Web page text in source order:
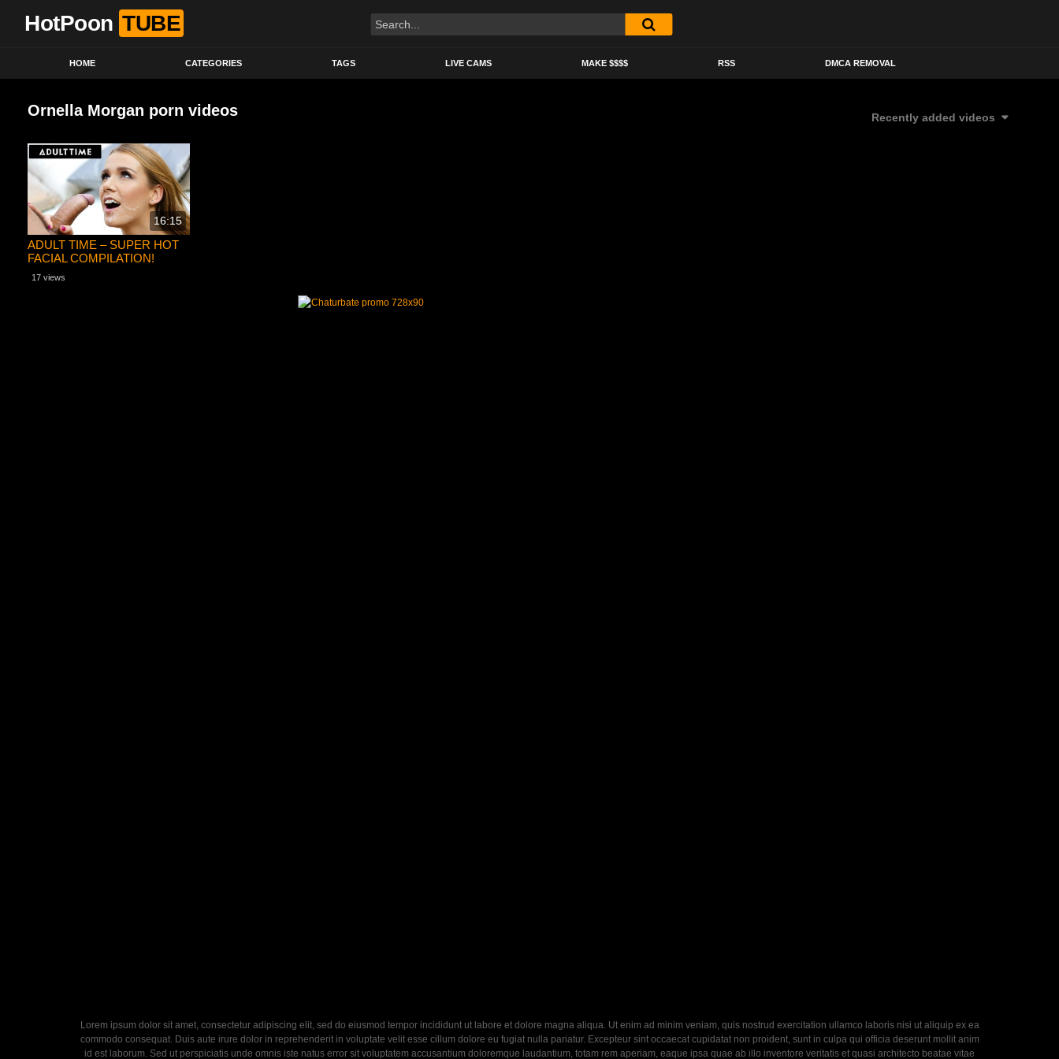
HotPoon TUBE
HOME CATEGORIES TAGS LIVE CAMS MAKE $$$$ RSS DMCA REMOVAL
Ornella Morgan porn videos Recently added videos
16:15
ADULT TIME – SUPER HOT
FACIAL COMPILATION!
HUGE Cumshots, Oral
Creampies, and MORE!
17 views
Lorem ipsum dolor sit amet, consectetur adipiscing elit, sed do eiusmod tempor incididunt ut labore et dolore magna aliqua. Ut enim ad minim veniam, quis nostrud exercitation ullamco laboris nisi ut aliquip ex ea
commodo consequat. Duis aute irure dolor in reprehenderit in voluptate velit esse cillum dolore eu fugiat nulla pariatur. Excepteur sint occaecat cupidatat non proident, sunt in culpa qui officia deserunt mollit anim
id est laborum. Sed ut perspiciatis unde omnis iste natus error sit voluptatem accusantium doloremque laudantium, totam rem aperiam, eaque ipsa quae ab illo inventore veritatis et quasi architecto beatae vitae